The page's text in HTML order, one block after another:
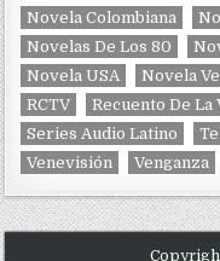
Novela Colombiana
Novelas De Los 80
Novela USA
Novela
RCTV
Recuento De La
Series Audio Latino
Venevisión
Venganza